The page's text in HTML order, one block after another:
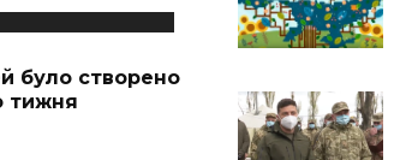
було створено
тижня